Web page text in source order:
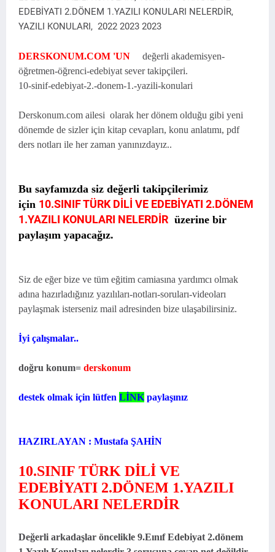
EDEBİYATI 2.DÖNEM 1.YAZILI KONULARI NELERDİR,
YAZILI KONULARI, 2022 2023 2023
DERSKONUM.COM 'UN
değerli akademisyen-
öğretmen-öğrenci-edebiyat sever takipçileri.
10-sinif-edebiyat-2.-donem-1.-yazili-konulari
Derskonum.com ailesi olarak her dönem olduğu gibi yeni
dönemde de sizler için kitap cevapları, konu anlatımı, pdf
ders notları ile her zaman yanınızdayız..
Bu sayfamızda siz değerli takipçilerimiz
için 10.SINIF TÜRK DİLİ VE EDEBİYATI 2.DÖNEM
1.YAZILI KONULARI NELERDİR üzerine bir
paylaşım yapacağız.
Siz de eğer bize ve tüm eğitim camiasına yardımcı olmak
adına hazırladığınız yazılıları-notları-soruları-videoları
paylaşmak isterseniz mail adresinden bize ulaşabilirsiniz.
İyi çalışmalar..
doğru konum= derskonum
destek olmak için lütfen LİNK paylaşınız
HAZIRLAYAN : Mustafa ŞAHİN
10.SINIF TÜRK DİLİ VE
EDEBİYATI 2.DÖNEM 1.YAZILI
KONULARI NELERDİR
Değerli arkadaşlar öncelikle 9.Eınıf Edebiyat 2.dönem